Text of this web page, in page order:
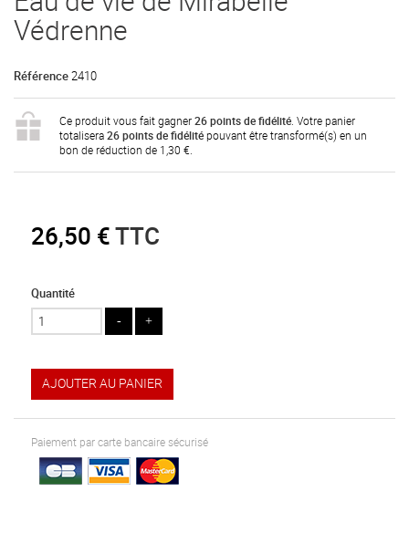
Védrenne
Référence2410
Ce produit vous fait gagner 26 points de fidélité. Votre panier
totalisera 26 points de fidélité pouvant être transformé(s) en un
bon de réduction de 1,30 €.
26,50 €TTC
Quantité
AJOUTER AU PANIER
Paiement par carte bancaire sécurisé